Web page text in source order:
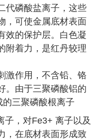
代磷酸盐离子，这些
，可使金属底材表面
效的保护层。白色凝
附着力，是红丹较理
激作用，不含铅、铬
。由于三聚磷酸铝的
的三聚磷酸根离子
子，对Fe3+ 离子以及
，在底材表面形成致